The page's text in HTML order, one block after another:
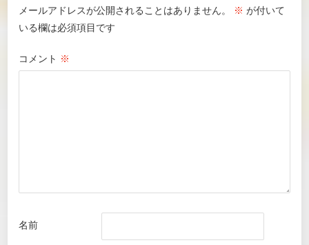
メールアドレスが公開されることはありません。 ※ が付いて
いる欄は必須項目です
コメント ※
名前